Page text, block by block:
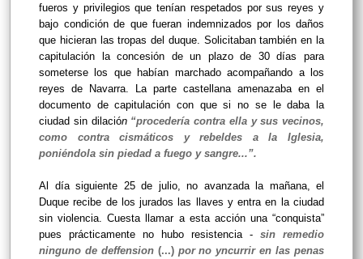
fueros y privilegios que tenían respetados por sus reyes y
bajo condición de que fueran indemnizados por los daños
que hicieran las tropas del duque. Solicitaban también en la
capitulación la concesión de un plazo de 30 días para
someterse los que habían marchado acompañando a los
reyes de Navarra. La parte castellana amenazaba en el
documento de capitulación con que si no se le daba la
ciudad sin dilación “procedería contra ella y sus vecinos,
como contra cismáticos y rebeldes a la Iglesia,
poniéndola sin piedad a fuego y sangre...”.
Al día siguiente 25 de julio, no avanzada la mañana, el
Duque recibe de los jurados las llaves y entra en la ciudad
sin violencia. Cuesta llamar a esta acción una “conquista”
pues prácticamente no hubo resistencia - sin remedio
ninguno de deffension (...) por no yncurrir en las penas